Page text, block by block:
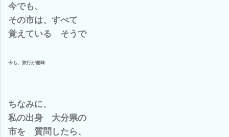
今でも、
その市は、すべて
覚えている そうで
今も、旅行が趣味
ちなみに、
私の出身 大分県の
市を 質問したら、